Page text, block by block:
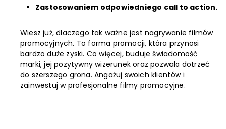
Zastosowaniem odpowiedniego call to action.
Wiesz już, dlaczego tak ważne jest nagrywanie filmów
promocyjnych. To forma promocji, która przynosi
bardzo duże zyski. Co więcej, buduje świadomość
marki, jej pozytywny wizerunek oraz pozwala dotrzeć
do szerszego grona. Angażuj swoich klientów i
zainwestuj w profesjonalne filmy promocyjne.